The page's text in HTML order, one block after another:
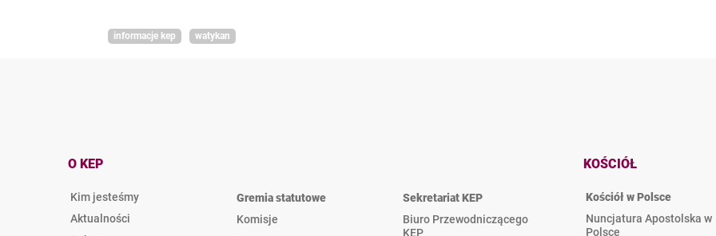
informacje kep watykan
O KEP
Kim jesteśmy
Aktualności
Gremia statutowe
Komisje
Sekretariat KEP
Biuro Przewodniczącego
KEP
KOŚCIÓŁ
Kościół w Polsce
Nuncjatura Apostolska w
Polsce